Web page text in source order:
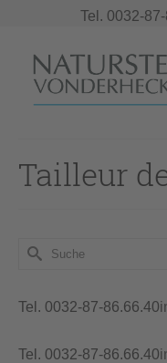
Tel. 0032-
Tailleur
Suche
Tel. 0032-87-86.66.40
Tel. 0032-87-86.66.40